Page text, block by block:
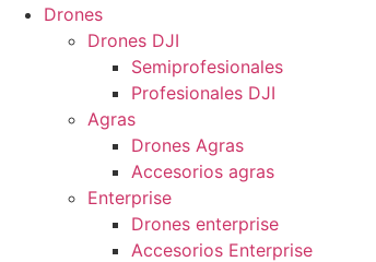
Drones
Drones DJI
Semiprofesionales
Profesionales DJI
Agras
Drones Agras
Accesorios agras
Enterprise
Drones enterprise
Accesorios Enterprise